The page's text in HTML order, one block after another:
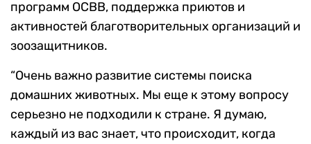
программ ОСВВ, поддержка приютов и
активностей благотворительных организаций и
зоозащитников.
“Очень важно развитие системы поиска
домашних животных. Мы еще к этому вопросу
серьезно не подходили к стране. Я думаю,
каждый из вас знает, что происходит, когда